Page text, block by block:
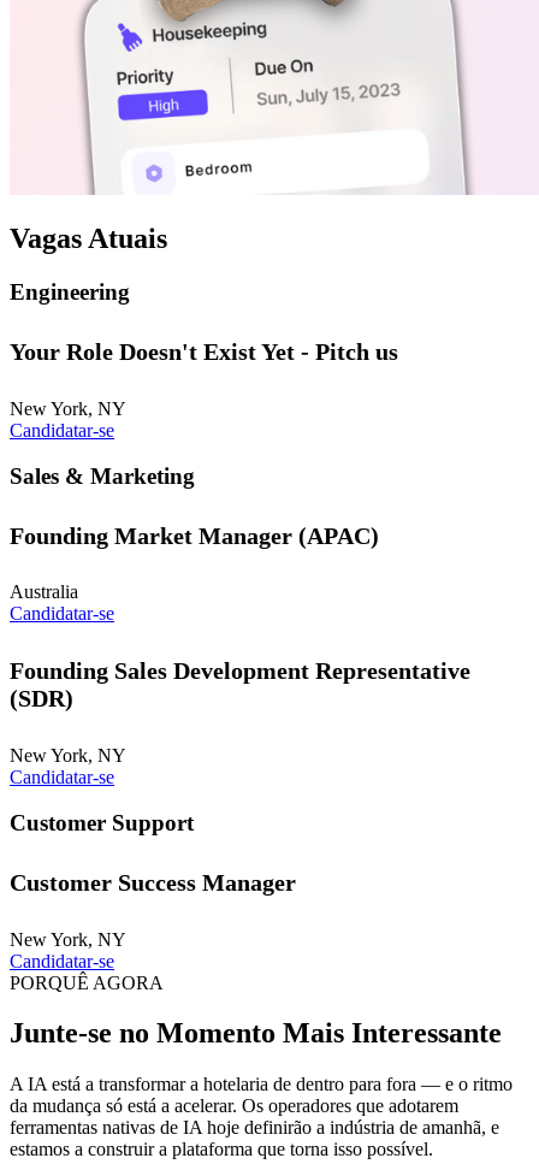
Vagas Atuais
Engineering
Your Role Doesn't Exist Yet - Pitch us
New York, NY
Candidatar-se
Sales & Marketing
Founding Market Manager (APAC)
Australia
Candidatar-se
Founding Sales Development Representative
(SDR)
New York, NY
Candidatar-se
Customer Support
Customer Success Manager
New York, NY
Candidatar-se
PORQUÊ AGORA
Junte-se no Momento Mais Interessante
A IA está a transformar a hotelaria de dentro para fora — e o ritmo
da mudança só está a acelerar. Os operadores que adotarem
ferramentas nativas de IA hoje definirão a indústria de amanhã, e
estamos a construir a plataforma que torna isso possível.